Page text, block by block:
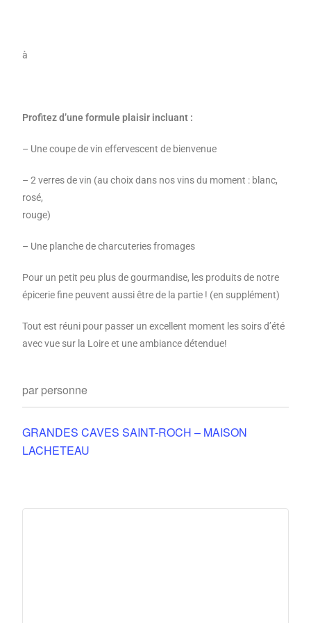
à
Profitez d’une formule plaisir incluant :
– Une coupe de vin effervescent de bienvenue
– 2 verres de vin (au choix dans nos vins du moment : blanc,
rosé,
rouge)
– Une planche de charcuteries fromages
Pour un petit peu plus de gourmandise, les produits de notre
épicerie fine peuvent aussi être de la partie ! (en supplément)
Tout est réuni pour passer un excellent moment les soirs d’été
avec vue sur la Loire et une ambiance détendue!
par personne
GRANDES CAVES SAINT-ROCH – MAISON
LACHETEAU